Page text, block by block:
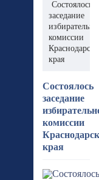
Состоялось
заседание
комиссии
края
Состоялось
заседание
комиссии
края